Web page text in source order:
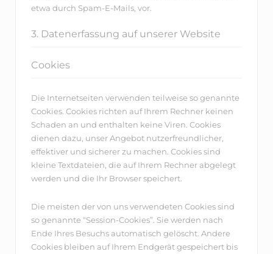
etwa durch Spam-E-Mails, vor.
3. Datenerfassung auf unserer Website
Cookies
Die Internetseiten verwenden teilweise so genannte
Cookies. Cookies richten auf Ihrem Rechner keinen
Schaden an und enthalten keine Viren. Cookies
dienen dazu, unser Angebot nutzerfreundlicher,
effektiver und sicherer zu machen. Cookies sind
kleine Textdateien, die auf Ihrem Rechner abgelegt
werden und die Ihr Browser speichert.
Die meisten der von uns verwendeten Cookies sind
so genannte “Session-Cookies”. Sie werden nach
Ende Ihres Besuchs automatisch gelöscht. Andere
Cookies bleiben auf Ihrem Endgerät gespeichert bis